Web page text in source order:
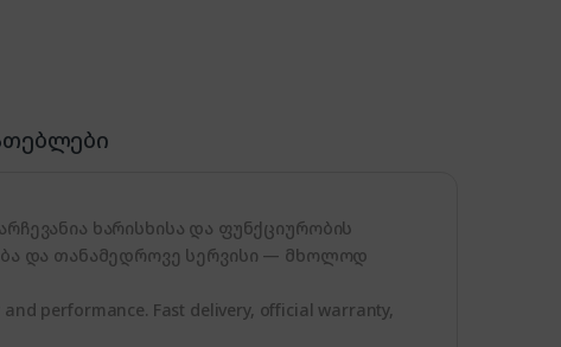
ხარისხისა და ფუნქციურობის
და თანამედროვე სერვისი — მხოლოდ
performance. Fast delivery, official warranty,